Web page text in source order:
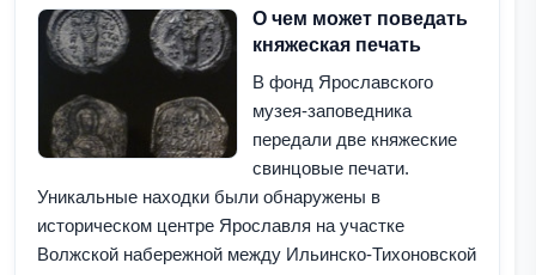
О чем может поведать
княжеская печать
В фонд Ярославского
музея-заповедника
передали две княжеские
свинцовые печати.
Уникальные находки были обнаружены в
историческом центре Ярославля на участке
Волжской набережной между Ильинско-Тихоновской